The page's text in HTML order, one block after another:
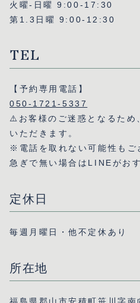
火曜-日曜 9:00-17:30
第1.3日曜 9:00-12:30
TEL
【予約専用電話】
050-1721-5337
⚠️お客様のご迷惑となるため
いただきます。
※電話を取れない可能性もご
急ぎで無い場合はLINEがお
定休日
毎週月曜日・他不定休あり
所在地